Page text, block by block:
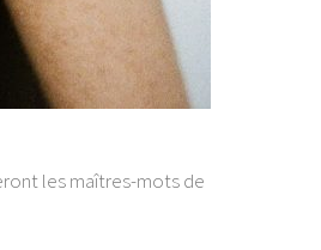
les maîtres-mots de